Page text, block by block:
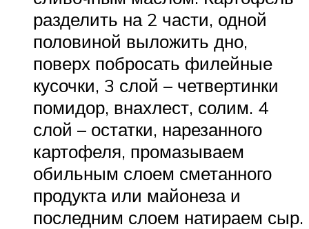
разделить на 2 части, одной
половиной выложить дно,
поверх побросать филейные
кусочки, 3 слой – четвертинки
помидор, внахлест, солим. 4
слой – остатки, нарезанного
картофеля, промазываем
обильным слоем сметанного
продукта или майонеза и
последним слоем натираем сыр.